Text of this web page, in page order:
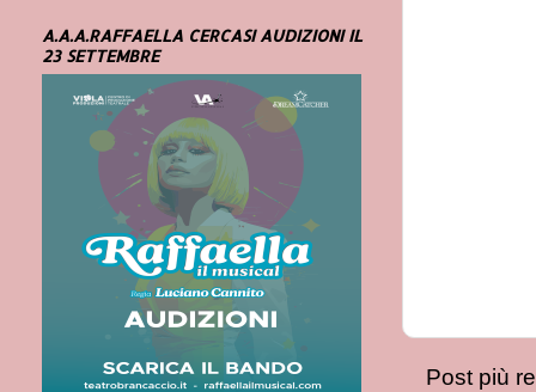
Post più
A.A.A.RAFFAELLA CERCASI AUDIZIONI IL
23 SETTEMBRE